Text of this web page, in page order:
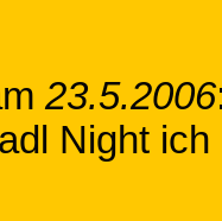
23.5.2006
Night